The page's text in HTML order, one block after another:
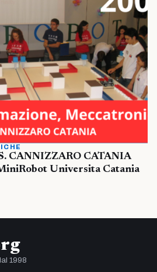
CANNIZZARO CATANIA
Universita Catania
1998